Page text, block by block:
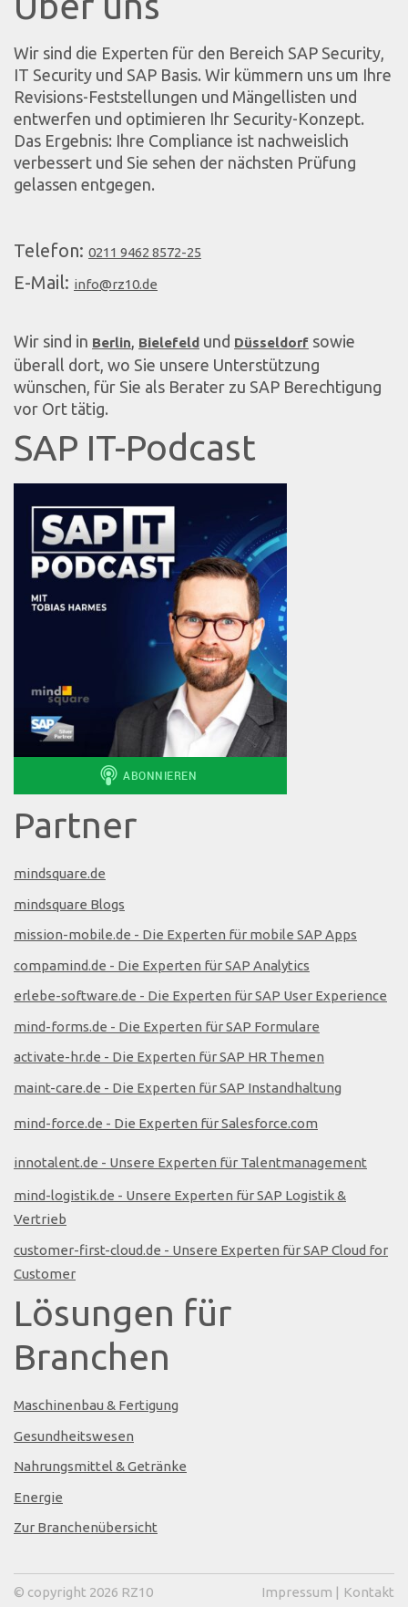
Wir sind die Experten für den Bereich SAP Security,
IT Security und SAP Basis. Wir kümmern uns um Ihre
Revisions-Feststellungen und Mängellisten und
entwerfen und optimieren Ihr Security-Konzept.
Das Ergebnis: Ihre Compliance ist nachweislich
verbessert und Sie sehen der nächsten Prüfung
gelassen entgegen.
Telefon: 0211 9462 8572-25
E-Mail: info@rz10.de
Wir sind in Berlin Bielefeld und Düsseldorf sowie
überall dort, wo Sie unsere Unterstützung
wünschen, für Sie als Berater zu SAP Berechtigung
vor Ort tätig.
SAP IT-Podcast
Partner
mindsquare.de
mindsquare Blogs
mission-mobile.de - Die Experten für mobile SAP Apps
compamind.de - Die Experten für SAP Analytics
erlebe-software.de - Die Experten für SAP User Experience
mind-forms.de - Die Experten für SAP Formulare
activate-hr.de - Die Experten für SAP HR Themen
maint-care.de - Die Experten für SAP Instandhaltung
mind-force.de - Die Experten für Salesforce.com
innotalent.de - Unsere Experten für Talentmanagement
mind-logistik.de - Unsere Experten für SAP Logistik &
Vertrieb
customer-first-cloud.de - Unsere Experten für SAP Cloud for
Customer
Lösungen für
Branchen
Maschinenbau & Fertigung
Gesundheitswesen
Nahrungsmittel & Getränke
Energie
Zur Branchenübersicht
© copyright 2026 RZ10 Impressum | Kontakt